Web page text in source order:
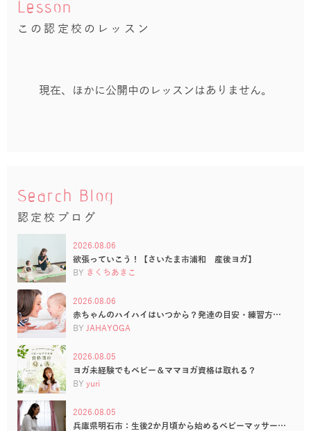
Lesson
この認定校のレッスン
現在、ほかに公開中のレッスンはありません。
Search Blog
認定校ブログ
2026.08.06
欲張っていこう！【さいたま市浦和 産後ヨガ】
BY きくちあきこ
2026.08.06
赤ちゃんのハイハイはいつから？発達の目安・練習方…
BY JAHAYOGA
2026.08.05
ヨガ未経験でもベビー＆ママヨガ資格は取れる？
BY yuri
2026.08.05
兵庫県明石市：生後2か月頃から始めるベビーマッサー…